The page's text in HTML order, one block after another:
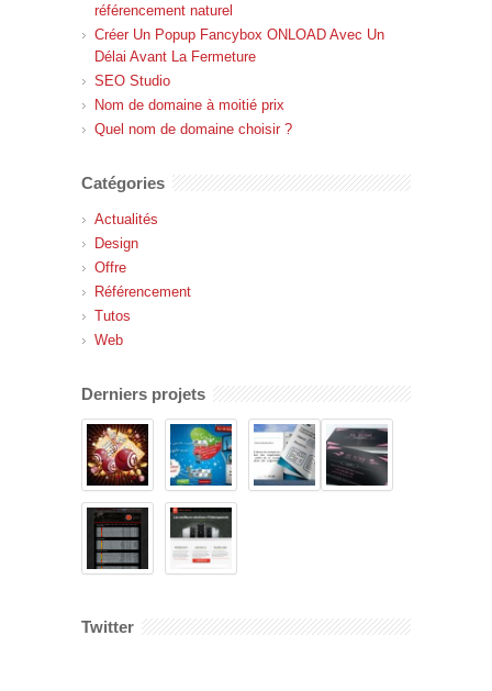
référencement naturel
Créer Un Popup Fancybox ONLOAD Avec Un
Délai Avant La Fermeture
SEO Studio
Nom de domaine à moitié prix
Quel nom de domaine choisir ?
Catégories
Actualités
Design
Offre
Référencement
Tutos
Web
Derniers projets
Twitter